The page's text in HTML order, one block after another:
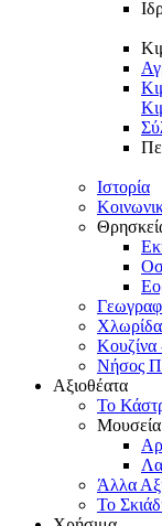
Ιστορία
Κουζίνα
Νήσος
Αξιοθέατα
Το
Μουσεία
Άλλα
Το